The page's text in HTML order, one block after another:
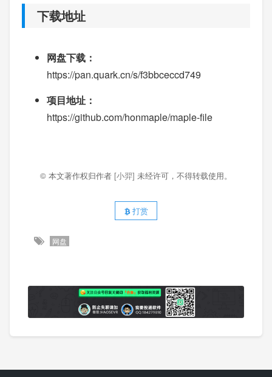
下载地址
网盘下载：
https://pan.quark.cn/s/f3bbceccd749
项目地址：
https://github.com/honmaple/maple-file
© 本文著作权归作者 [小羿] 未经许可，不得转载使用。
打赏
网盘